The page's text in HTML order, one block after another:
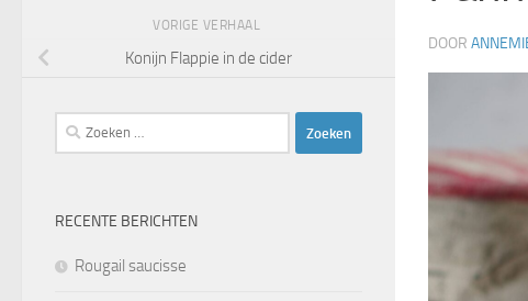
DOOR
VORIGE VERHAAL
Konijn Flappie in de cider
Zoeken
naar:
RECENTE BERICHTEN
Rougail saucisse